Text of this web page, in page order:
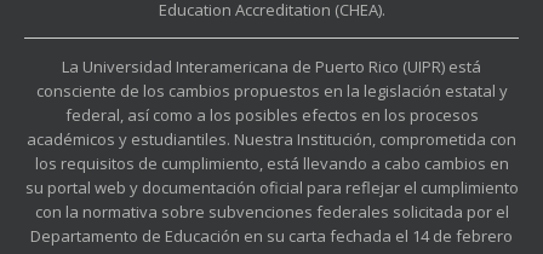
Education Accreditation (CHEA).
La Universidad Interamericana de Puerto Rico (UIPR) está
consciente de los cambios propuestos en la legislación estatal y
federal, así como a los posibles efectos en los procesos
académicos y estudiantiles. Nuestra Institución, comprometida con
los requisitos de cumplimiento, está llevando a cabo cambios en
su portal web y documentación oficial para reflejar el cumplimiento
con la normativa sobre subvenciones federales solicitada por el
Departamento de Educación en su carta fechada el 14 de febrero